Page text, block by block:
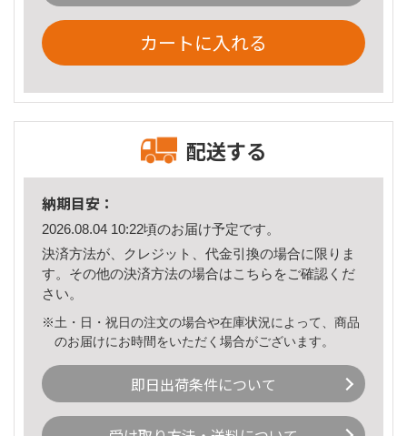
カートに入れる
配送する
納期目安：
2026.08.04 10:22頃のお届け予定です。
決済方法が、クレジット、代金引換の場合に限りま
す。その他の決済方法の場合はこちら をご確認くだ
さい。
※土・日・祝日の注文の場合や在庫状況によって、商品
のお届けにお時間をいただく場合がございます。
即日出荷条件について